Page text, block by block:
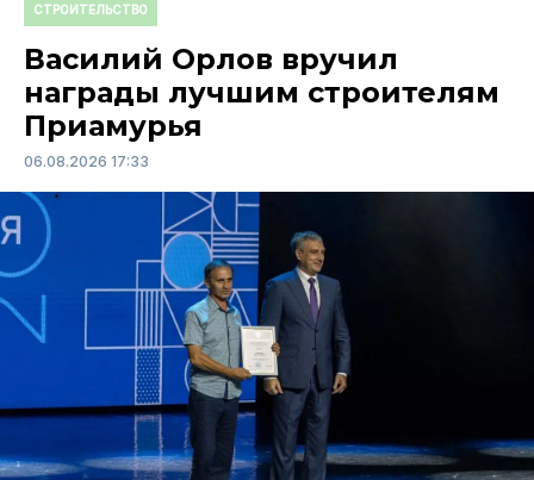
СТРОИТЕЛЬСТВО
Василий Орлов вручил
награды лучшим строителям
Приамурья
06.08.2026 17:33